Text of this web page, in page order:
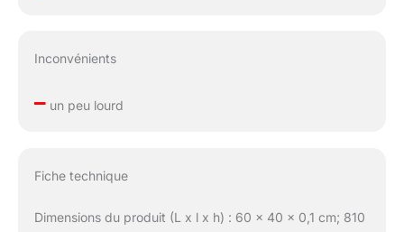
Inconvénients
–un peu lourd
Fiche technique
Dimensions du produit (L x l x h) : 60 x 40 x 0,1 cm; 810